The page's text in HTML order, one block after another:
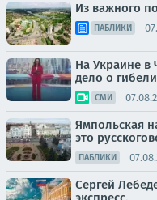
Из важного
ПАБЛИКИ
На Украине в
дело о
СМИ
Ямпольская
это
ПАБЛИКИ
Сергей